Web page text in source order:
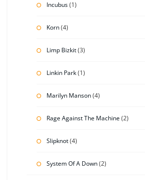
Incubus(1)
Korn(4)
Limp Bizkit(3)
Linkin Park(1)
Marilyn Manson(4)
Rage Against The Machine(2)
Slipknot(4)
System Of A Down(2)